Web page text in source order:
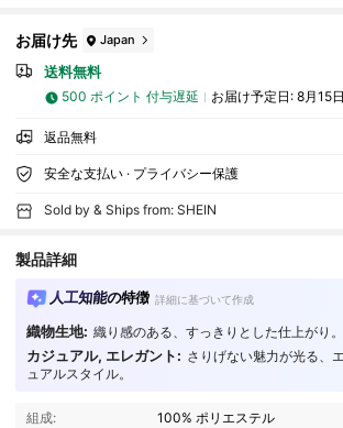
お届け先 Japan
送料無料
500 ポイント 付与遅延 お届け予定日: 8月15
返品無料
安全な支払い · プライバシー保護
Sold by & Ships from: SHEIN
製品詳細
人工知能の特徴 詳細に基づいて作成
織物生地: 織り感のある、すっきりとした仕上がり。
カジュアル, エレガント: さりげない魅力が光る、
ュアルスタイル。
組成: 100% ポリエステル
4.81